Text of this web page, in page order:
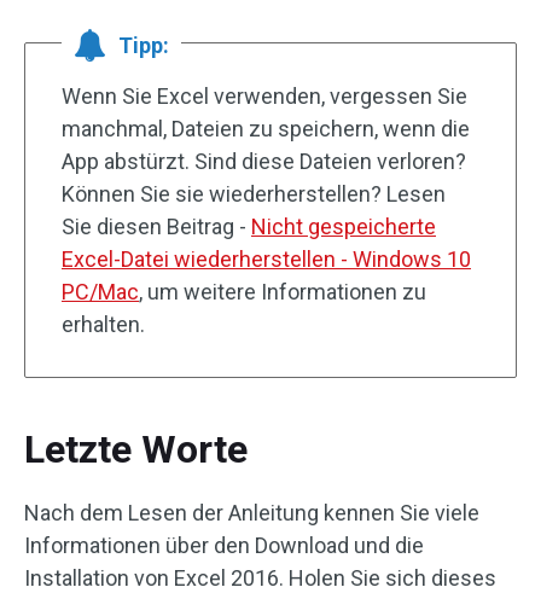
Tipp:
Wenn Sie Excel verwenden, vergessen Sie
manchmal, Dateien zu speichern, wenn die
App abstürzt. Sind diese Dateien verloren?
Können Sie sie wiederherstellen? Lesen
Sie diesen Beitrag - Nicht gespeicherte
Excel-Datei wiederherstellen - Windows 10
PC/Mac, um weitere Informationen zu
erhalten.
Letzte Worte
Nach dem Lesen der Anleitung kennen Sie viele
Informationen über den Download und die
Installation von Excel 2016. Holen Sie sich dieses